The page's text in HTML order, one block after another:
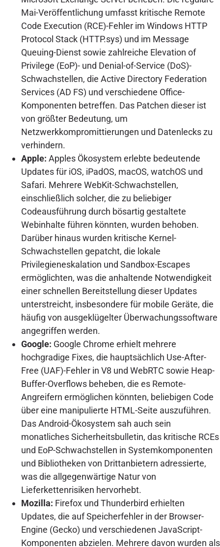
Mai-Veröffentlichung umfasst kritische Remote
Code Execution (RCE)-Fehler im Windows HTTP
Protocol Stack (HTTP.sys) und im Message
Queuing-Dienst sowie zahlreiche Elevation of
Privilege (EoP)- und Denial-of-Service (DoS)-
Schwachstellen, die Active Directory Federation
Services (AD FS) und verschiedene Office-
Komponenten betreffen. Das Patchen dieser ist
von größter Bedeutung, um
Netzwerkkompromittierungen und Datenlecks zu
verhindern.
Apple: Apples Ökosystem erlebte bedeutende
Updates für iOS, iPadOS, macOS, watchOS und
Safari. Mehrere WebKit-Schwachstellen,
einschließlich solcher, die zu beliebiger
Codeausführung durch bösartig gestaltete
Webinhalte führen könnten, wurden behoben.
Darüber hinaus wurden kritische Kernel-
Schwachstellen gepatcht, die lokale
Privilegieneskalation und Sandbox-Escapes
ermöglichten, was die anhaltende Notwendigkeit
einer schnellen Bereitstellung dieser Updates
unterstreicht, insbesondere für mobile Geräte, die
häufig von ausgeklügelter Überwachungssoftware
angegriffen werden.
Google: Google Chrome erhielt mehrere
hochgradige Fixes, die hauptsächlich Use-After-
Free (UAF)-Fehler in V8 und WebRTC sowie Heap-
Buffer-Overflows beheben, die es Remote-
Angreifern ermöglichen könnten, beliebigen Code
über eine manipulierte HTML-Seite auszuführen.
Das Android-Ökosystem sah auch sein
monatliches Sicherheitsbulletin, das kritische RCEs
und EoP-Schwachstellen in Systemkomponenten
und Bibliotheken von Drittanbietern adressierte,
was die allgegenwärtige Natur von
Lieferkettenrisiken hervorhebt.
Mozilla: Firefox und Thunderbird erhielten
Updates, die auf Speicherfehler in der Browser-
Engine (Gecko) und verschiedenen JavaScript-
Komponenten abzielen. Mehrere davon wurden als